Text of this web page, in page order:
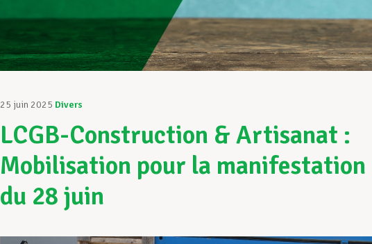
25 juin 2025 Divers
LCGB-Construction & Artisanat :
Mobilisation pour la manifestation
du 28 juin